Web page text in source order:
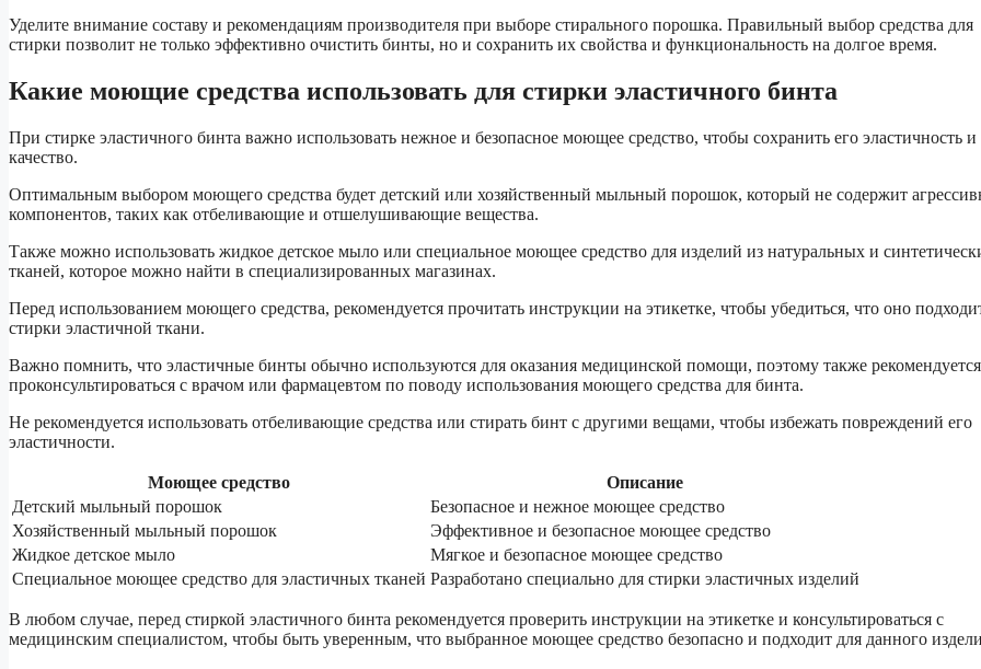
Уделите внимание составу и рекомендациям производителя при выборе стирального порошка. Правильный выбор средства для
стирки позволит не только эффективно очистить бинты, но и сохранить их свойства и функциональность на долгое время.
Какие моющие средства использовать для стирки эластичного бинта
При стирке эластичного бинта важно использовать нежное и безопасное моющее средство, чтобы сохранить его эластичность и
качество.
Оптимальным выбором моющего средства будет детский или хозяйственный мыльный порошок, который не содержит
компонентов, таких как отбеливающие и отшелушивающие вещества.
Также можно использовать жидкое детское мыло или специальное моющее средство для изделий из натуральных и
тканей, которое можно найти в специализированных магазинах.
Перед использованием моющего средства, рекомендуется прочитать инструкции на этикетке, чтобы убедиться, что оно
стирки эластичной ткани.
Важно помнить, что эластичные бинты обычно используются для оказания медицинской помощи, поэтому также рекомендуется
проконсультироваться с врачом или фармацевтом по поводу использования моющего средства для бинта.
Не рекомендуется использовать отбеливающие средства или стирать бинт с другими вещами, чтобы избежать повреждений его
эластичности.
Моющее средство
Описание
Детский мыльный порошок
Безопасное и нежное моющее средство
Хозяйственный мыльный порошок
Эффективное и безопасное моющее средство
Жидкое детское мыло
Мягкое и безопасное моющее средство
Специальное моющее средство для эластичных тканей Разработано специально для стирки эластичных изделий
В любом случае, перед стиркой эластичного бинта рекомендуется проверить инструкции на этикетке и консультироваться с
медицинским специалистом, чтобы быть уверенным, что выбранное моющее средство безопасно и подходит для данного